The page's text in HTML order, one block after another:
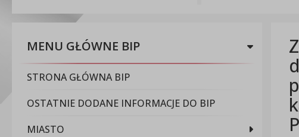
MENU GŁÓWNE BIP
STRONA GŁÓWNA BIP
OSTATNIE DODANE INFORMACJE DO BIP
MIASTO